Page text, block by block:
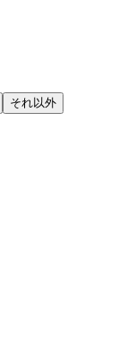
それ以外